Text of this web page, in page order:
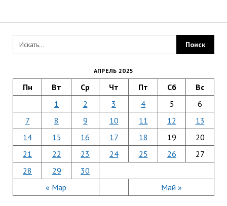
АПРЕЛЬ 2025
Пн Вт Ср Чт Пт Сб Вс
« Мар Май »
1 2 3 4 5
6
7
8 9 10 11 12
13
14
15 16 17 18 19
20
21
22 23 24 25 26
27
28
29 30